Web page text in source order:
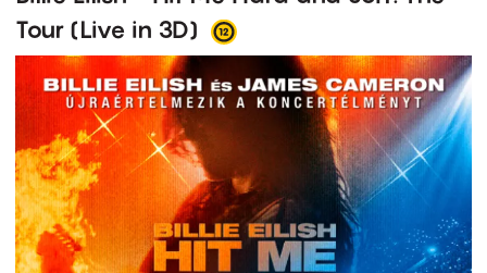
Tour (Live in 3D)